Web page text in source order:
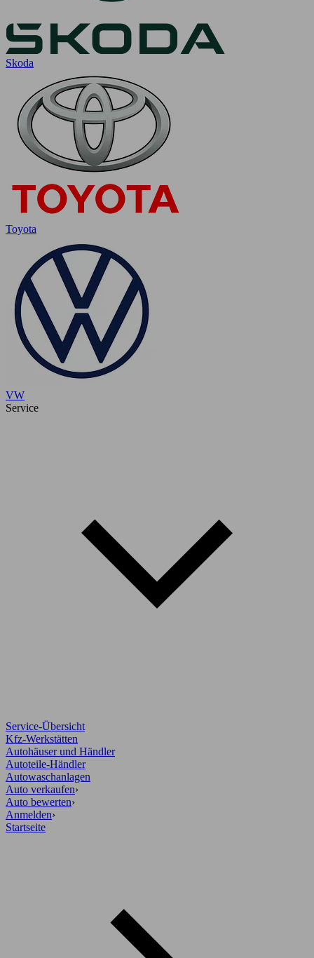
Skoda
Toyota
VW
Service
Service-Übersicht
Kfz-Werkstätten
Autohäuser und Händler
Autoteile-Händler
Autowaschanlagen
Auto verkaufen›
Auto bewerten›
Anmelden›
Startseite